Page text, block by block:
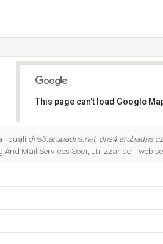
This page can't load Google
i quali dns3.arubadns.net, dns4.arubadns.cz
Mail Services Soci, utilizzando il web